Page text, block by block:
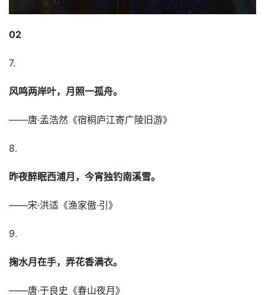
02
7.
风鸣两岸叶，月照一孤舟。
——唐·孟浩然《宿桐庐江寄广陵旧游》
8.
昨夜醉眠西浦月，今宵独钓南溪雪。
——宋·洪适《渔家傲·引》
9.
掬水月在手，弄花香满衣。
——唐·于良史《春山夜月》